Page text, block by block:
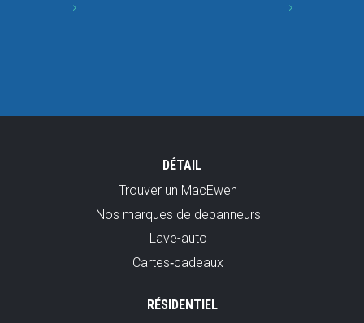
5 5
DÉTAIL
Trouver un MacEwen
Nos marques de depanneurs
Lave-auto
Cartes‑cadeaux
RÉSIDENTIEL